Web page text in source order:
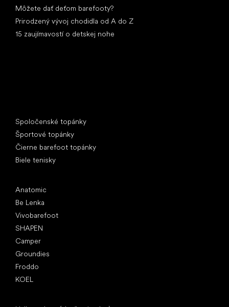
Môžete dať deťom barefooty?
Prirodzený vývoj chodidla od A do Z
15 zaujímavostí o detskej nohe
Spoločenské topánky
Športové topánky
Čierne barefoot topánky
Biele tenisky
Anatomic
Be Lenka
Vivobarefoot
SHAPEN
Camper
Groundies
Froddo
KOEL